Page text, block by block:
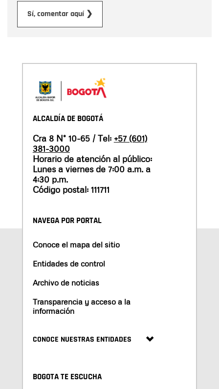
Sí, comentar aquí ❯
ALCALDÍA DE BOGOTÁ
Cra 8 N° 10-65 / Tel: +57 (601)
381-3000
Horario de atención al público:
Lunes a viernes de 7:00 a.m. a
4:30 p.m.
Código postal: 111711
NAVEGA POR PORTAL
Conoce el mapa del sitio
Entidades de control
Archivo de noticias
Transparencia y acceso a la
información
CONOCE NUESTRAS ENTIDADES
BOGOTA TE ESCUCHA